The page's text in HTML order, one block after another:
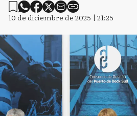
10 de diciembre de 2025 | 21:25